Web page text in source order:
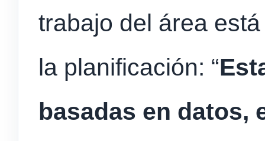
trabajo del área
la planificación: “
basadas en datos,